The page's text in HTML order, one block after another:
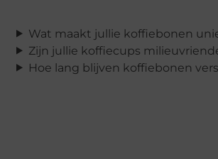
Wat maakt jullie koffiebonen
Zijn jullie koffiecups
Hoe lang blijven koffiebonen